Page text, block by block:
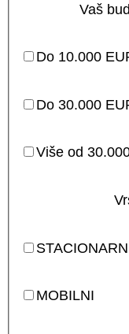
Vaš
Do 10.000
Do 30.000
Više od
MOBILNI